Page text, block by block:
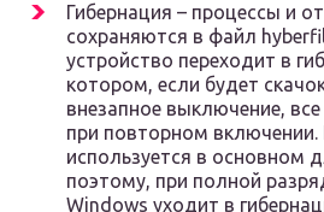
Гибернация – процессы и
сохраняются в файл
устройство переходит в
котором, если будет
внезапное выключение,
при повторном включении.
используется в основном
поэтому, при полной
Windows уходит в